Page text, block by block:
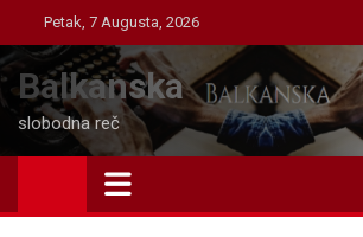
to
content
Petak, 7 Augusta, 2026
Balkanska
slobodna reč